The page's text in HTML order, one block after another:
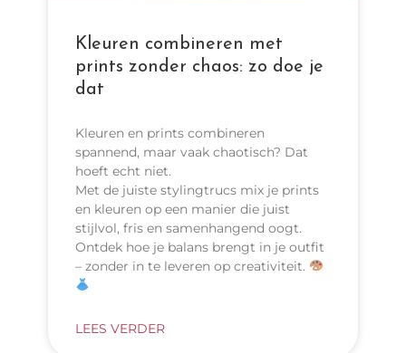
Kleuren combineren met
prints zonder chaos: zo doe je
dat
Kleuren en prints combineren
spannend, maar vaak chaotisch? Dat
hoeft echt niet.
Met de juiste stylingtrucs mix je prints
en kleuren op een manier die juist
stijlvol, fris en samenhangend oogt.
Ontdek hoe je balans brengt in je outfit
– zonder in te leveren op creativiteit.
LEES VERDER